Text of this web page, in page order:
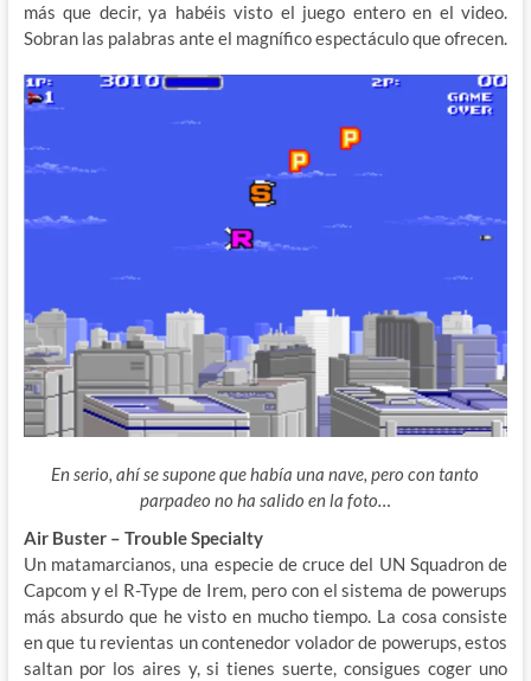
más que decir, ya habéis visto el juego entero en el video.
Sobran las palabras ante el magnífico espectáculo que ofrecen.
En serio, ahí se supone que había una nave, pero con tanto
parpadeo no ha salido en la foto…
Air Buster – Trouble Specialty
Un matamarcianos, una especie de cruce del UN Squadron de
Capcom y el R-Type de Irem, pero con el sistema de powerups
más absurdo que he visto en mucho tiempo. La cosa consiste
en que tu revientas un contenedor volador de powerups, estos
saltan por los aires y, si tienes suerte, consigues coger uno